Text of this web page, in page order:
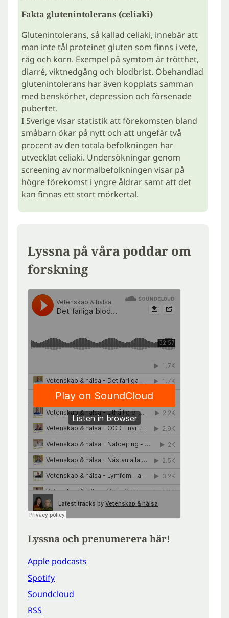
Fakta glutenintolerans (celiaki)
Glutenintolerans, så kallad celiaki, innebär att
man inte tål proteinet gluten som finns i vete,
råg och korn. Exempel på symtom är trötthet,
diarré, viktnedgång och blodbrist. Obehandlad
glutenintolerans har även kopplats samman
med benskörhet, depression och försenade
pubertet.
I Sverige visar statistik att förekomsten bland
småbarn ökar på nytt och att ungefär två
procent av den totala befolkningen har
utvecklat celiaki. Undersökningar genom
screening av normalbefolkningen visar på
högre förekomst i yngre åldrar samt att det
kan finnas ett stort mörkertal.
Lyssna på våra poddar om
forskning
Lyssna och prenumerera här!
Apple podcasts
Spotify
Soundcloud
RSS